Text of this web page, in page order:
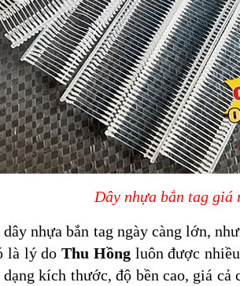
Dây nhựa bắn tag giá
nhựa bắn tag ngày càng lớn,
là lý doThu Hồngluôn được
kích thước, độ bền cao, giá